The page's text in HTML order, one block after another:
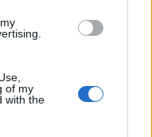
of my
with the